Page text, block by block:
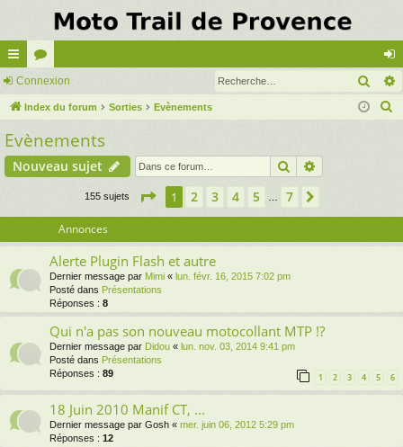
cc
ès
ra
pi
or
u
m
s
on
ne
Connexion
Index du forum Sorties Evènements
h
Evènements
Nouveau sujet Rechercher
155 sujets Page 1sur
1 2 3 4 5 7
Annonces
Alerte Plugin Flash et autre
Dernier message par Mimi « lun. févr. 16, 2015 7:02 pm
Posté dans Présentations
Réponses : 8
Qui n'a pas son nouveau motocollant MTP !?
Dernier message par Didou « lun. nov. 03, 2014 9:41 pm
Posté dans Présentations
Réponses : 89 1 2 3 4 5 6
18 Juin 2010 Manif CT, ...
Dernier message par Gosh « mer. juin 06, 2012 5:29 pm
Réponses : 12